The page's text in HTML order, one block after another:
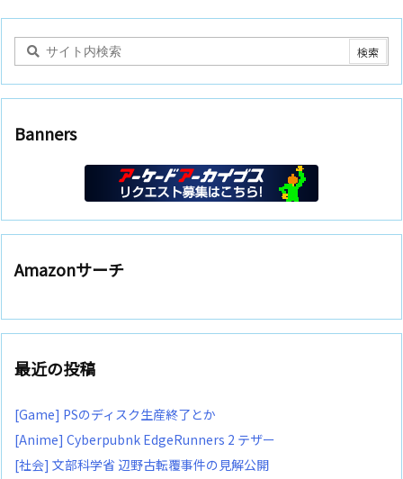
Banners
Amazonサーチ
最近の投稿
[Game] PSのディスク生産終了とか
[Anime] Cyberpubnk EdgeRunners 2 テザー
[社会] 文部科学省 辺野古転覆事件の見解公開